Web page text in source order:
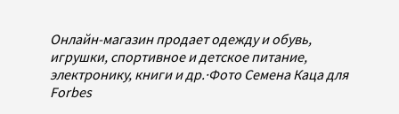
Онлайн-магазин продает одежду и обувь,
игрушки, спортивное и детское питание,
электронику, книги и др.·Фото Семена Каца для
Forbes